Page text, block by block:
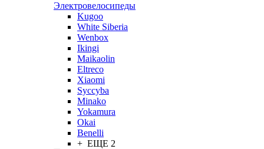
Электровелосипеды
Kugoo
White Siberia
Wenbox
Ikingi
Maikaolin
Eltreco
Xiaomi
Syccyba
Minako
Yokamura
Okai
Benelli
+ ЕЩЕ 2